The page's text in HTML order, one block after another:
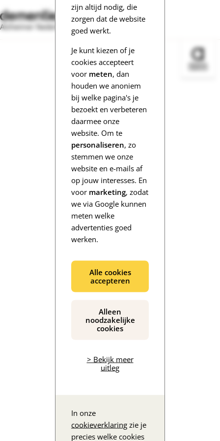
zijn altijd nodig, die
zorgen dat de website
goed werkt.
Je kunt kiezen of je
cookies accepteert
voor meten, dan
houden we anoniem
bij welke pagina's je
bezoekt en verbeteren
daarmee onze
website. Om te
personaliseren, zo
stemmen we onze
website en e-mails af
op jouw interesses. En
voor marketing, zodat
we via Google kunnen
meten welke
advertenties goed
werken.
Alle cookies
accepteren
Alleen
noodzakelijke
cookies
> Bekijk meer
uitleg
In onze
cookieverklaring zie je
precies welke cookies
Alzheimer Nederland
De inhoud wordt geladen...